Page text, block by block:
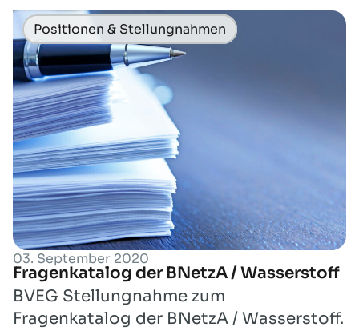
Positionen & Stellungnahmen
03. September 2020
Fragenkatalog der BNetzA / Wasserstoff
BVEG Stellungnahme zum
Fragenkatalog der BNetzA / Wasserstoff.